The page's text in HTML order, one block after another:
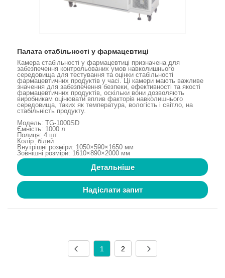
Палата стабільності у фармацевтиці
Камера стабільності у фармацевтиці призначена для
забезпечення контрольованих умов навколишнього
середовища для тестування та оцінки стабільності
фармацевтичних продуктів у часі. Ці камери мають важливе
значення для забезпечення безпеки, ефективності та якості
фармацевтичних продуктів, оскільки вони дозволяють
виробникам оцінювати вплив факторів навколишнього
середовища, таких як температура, вологість і світло, на
стабільність продукту.
Модель: TG-1000SD
Ємність: 1000 л
Полиця: 4 шт
Колір: білий
Внутрішні розміри: 1050×590×1650 мм
Зовнішні розміри: 1610×890×2000 мм
Детальніше
Надіслати запит
1 2